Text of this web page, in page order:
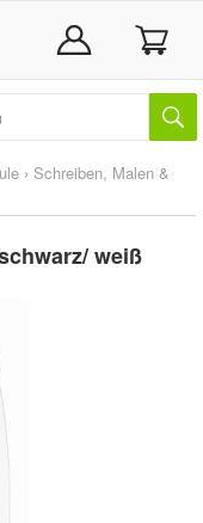
› Schreiben, Malen &
weiß